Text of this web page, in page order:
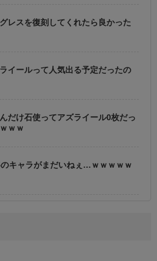
グレスを復刻してくれたら良かった
ライールって人気出る予定だったの
んだけ石使ってアズライール0枚だっ
ｗｗ
のキャラがまだいねぇ…ｗｗｗｗｗ